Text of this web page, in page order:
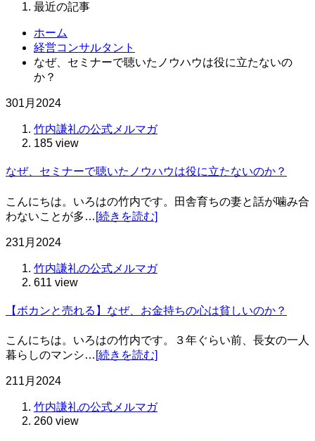
最近の記事
ホーム
経営コンサルタント
なぜ、セミナーで聴いたノウハウは役に立たないの
か？
301月 2024
竹内謙礼の公式メルマガ
185 view
なぜ、セミナーで聴いたノウハウは役に立たないのか？
こんにちは。いろはの竹内です。田舎育ちの妻と話が噛み合
わないことが多… [続きを読む]
231月 2024
竹内謙礼の公式メルマガ
611 view
【ボカンと売れる】なぜ、お金持ちの心は貧しいのか？
こんにちは。いろはの竹内です。３年ぐらい前、長女の一人
暮らしのマンシ… [続きを読む]
211月 2024
竹内謙礼の公式メルマガ
260 view